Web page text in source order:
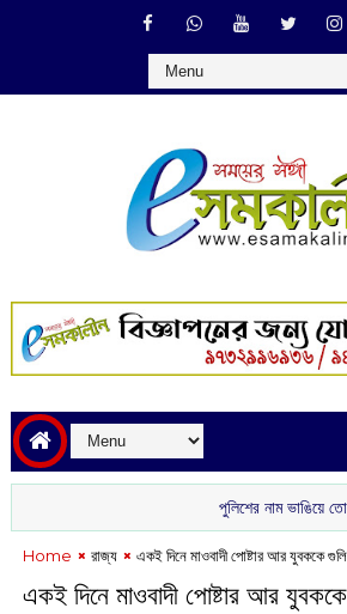
পুলিশের নাম ভাঙিয়ে
Home রাজ্য একই দিনে মাওবাদী পোষ্টার আর যুবককে
একই দিনে মাওবাদী পোষ্টার আর